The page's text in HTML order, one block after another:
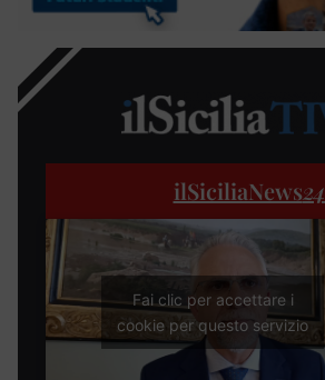
ilSiciliaNews24
Fai clic per accettare i
cookie per questo servizio